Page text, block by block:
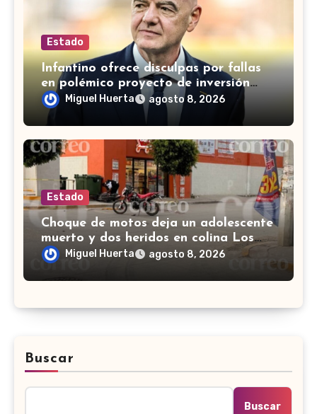
Estado
Infantino ofrece disculpas por fallas
en polémico proyecto de inversión
privada de la FIFA
Miguel Huerta agosto 8, 2026
Estado
Choque de motos deja un adolescente
muerto y dos heridos en colina Los
Presidentes, en León
Miguel Huerta agosto 8, 2026
Buscar
Buscar